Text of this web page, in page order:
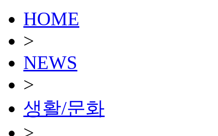
HOME
>
NEWS
>
생활/문화